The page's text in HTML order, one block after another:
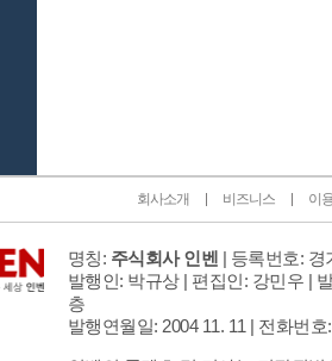
회사소개 비즈니스 이
명칭: 주식회사 인벤 | 등록번호: 경
발행인: 박규상 | 편집인: 강민우 |
층
발행연월일: 2004 11. 11 | 전화번호